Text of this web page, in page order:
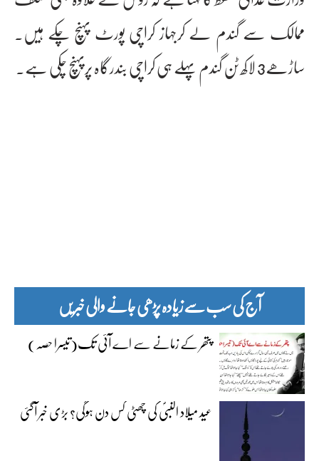
ممالک سے گندم لے کرجہاز کراچی پورٹ پہنچ چکے ہیں۔
ساڑھے3 لاکھ ٹن گندم پہلے ہی کراچی بندرگاہ پرپہنچ چکی ہے۔
آج کی سب سے زیادہ پڑھی جانے والی خبریں
پتھر کے زمانے سے اے آئی تک(تیسرا حصہ)
عید میلاد النبیؐ کی چھٹی کس دن ہوگی؟ بڑی خبر آگئی